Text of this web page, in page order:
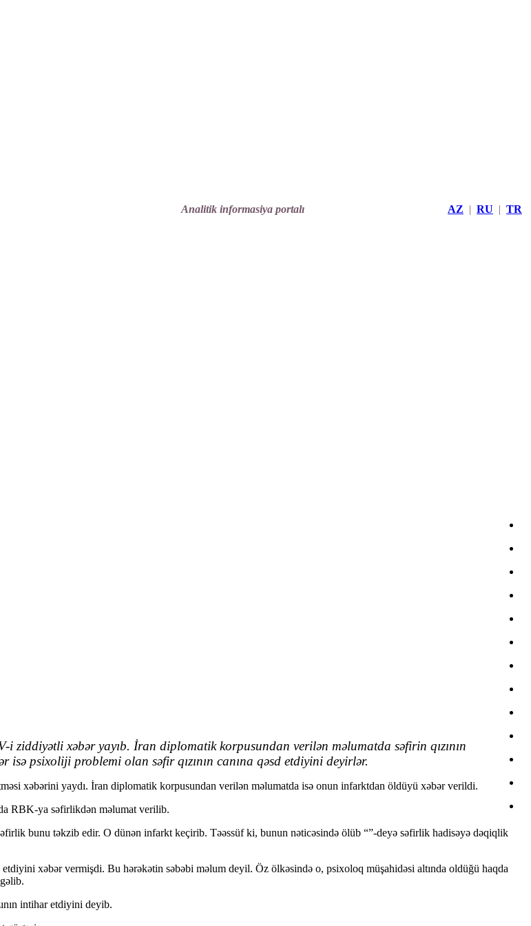
Analitik informasiya portalı
AZ | RU | TR
ziddiyətli xəbər yayıb. İran diplomatik korpusundan verilən məlumatda səfirin qızının
psixoliji problemi olan səfir qızının canına qəsd etdiyini deyirlər.
xəbərini yaydı. İran diplomatik korpusundan verilən məlumatda isə onun infarktdan öldüyü xəbər verildi.
RBK-ya səfirlikdən məlumat verilib.
bunu təkzib edir. O dünən infarkt keçirib. Təəssüf ki, bunun nəticəsində ölüb “”-deyə səfirlik hadisəyə dəqiqlik
xəbər vermişdi. Bu hərəkətin səbəbi məlum deyil. Öz ölkəsində o, psixoloq müşahidəsi altında oldüğü haqda
intihar etdiyini deyib.